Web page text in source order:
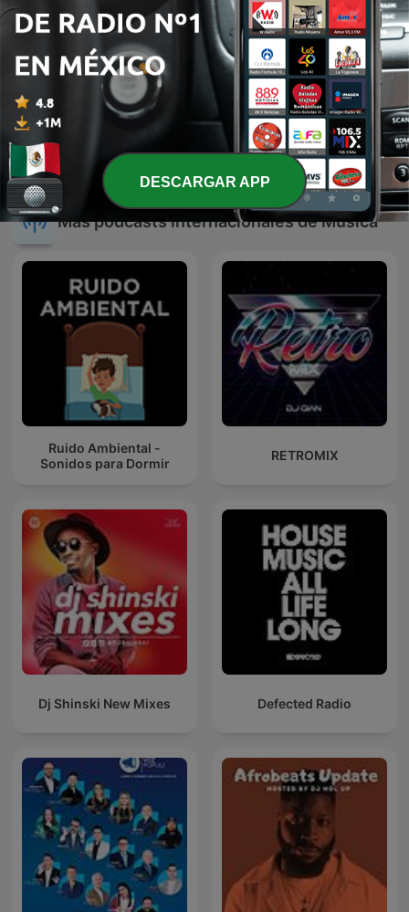
Podcast RiChArD salsa
cumbiando sonideros
MARCO ANTONIO SOLIS
EN NOCHE DE ROMANCE
Más podcasts internacionales de Música
Ruido Ambiental -
Sonidos para Dormir
RETROMIX
Dj Shinski New Mixes Defected Radio
DESCARGAR APP